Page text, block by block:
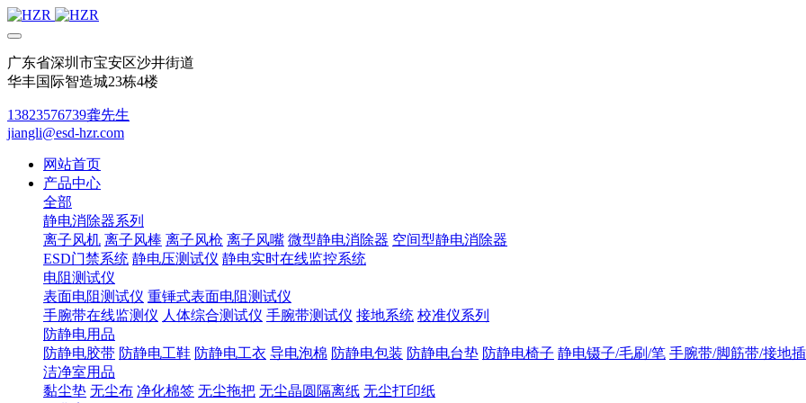
广东省深圳市宝安区沙井街道
华丰国际智造城23栋4楼
13823576739龚先生
jiangli@esd-hzr.com
网站首页
产品中心
全部
静电消除器系列
离子风机 离子风棒 离子风枪 离子风嘴 微型静电消除器 空间型静电消除器
ESD门禁系统 静电压测试仪 静电实时在线监控系统
电阻测试仪
表面电阻测试仪 重锤式表面电阻测试仪
手腕带在线监测仪 人体综合测试仪 手腕带测试仪 接地系统 校准仪系列
防静电用品
防静电胶带 防静电工鞋 防静电工衣 导电泡棉 防静电包装 防静电台垫 防静电椅子 静电镊子/毛刷/笔 手腕带/脚筋带/接地
洁净室用品
黏尘垫 无尘布 净化棉签 无尘拖把 无尘晶圆隔离纸 无尘打印纸